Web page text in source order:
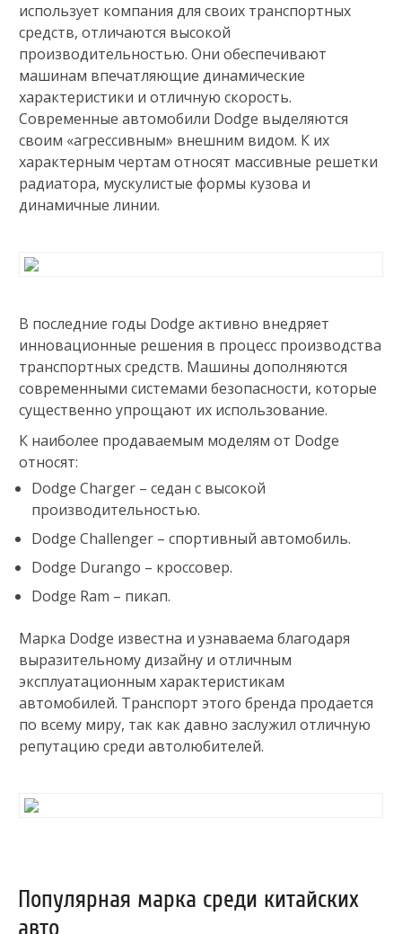
использует компания для своих транспортных
средств, отличаются высокой
производительностью. Они обеспечивают
машинам впечатляющие динамические
характеристики и отличную скорость.
Современные автомобили Dodge выделяются
своим «агрессивным» внешним видом. К их
характерным чертам относят массивные решетки
радиатора, мускулистые формы кузова и
динамичные линии.
В последние годы Dodge активно внедряет
инновационные решения в процесс производства
транспортных средств. Машины дополняются
современными системами безопасности, которые
существенно упрощают их использование.
К наиболее продаваемым моделям от Dodge
относят:
Dodge Charger – седан с высокой
производительностью.
Dodge Challenger – спортивный автомобиль.
Dodge Durango – кроссовер.
Dodge Ram – пикап.
Марка Dodge известна и узнаваема благодаря
выразительному дизайну и отличным
эксплуатационным характеристикам
автомобилей. Транспорт этого бренда продается
по всему миру, так как давно заслужил отличную
репутацию среди автолюбителей.
Популярная марка среди китайских
авто